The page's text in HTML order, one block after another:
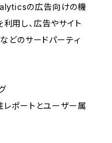
の広告向けの機
用し、広告やサイト
のサードパーティ
ポートとユーザー属